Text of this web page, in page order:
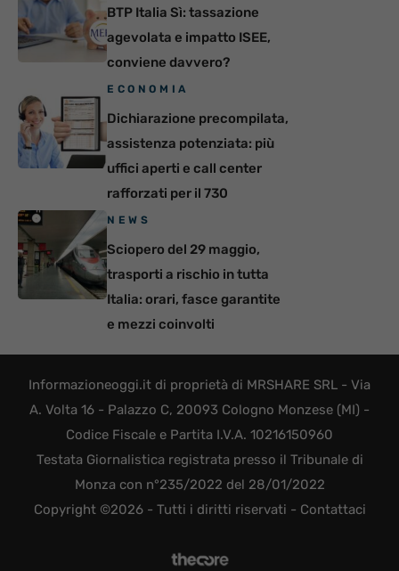
BTP Italia Sì: tassazione
agevolata e impatto ISEE,
conviene davvero?
ECONOMIA
Dichiarazione precompilata,
assistenza potenziata: più
uffici aperti e call center
rafforzati per il 730
NEWS
Sciopero del 29 maggio,
trasporti a rischio in tutta
Italia: orari, fasce garantite
e mezzi coinvolti
Informazioneoggi.it di proprietà di MRSHARE SRL - Via
A. Volta 16 - Palazzo C, 20093 Cologno Monzese (MI) -
Codice Fiscale e Partita I.V.A. 10216150960
Testata Giornalistica registrata presso il Tribunale di
Monza con n°235/2022 del 28/01/2022
Copyright ©2026 - Tutti i diritti riservati - Contattaci